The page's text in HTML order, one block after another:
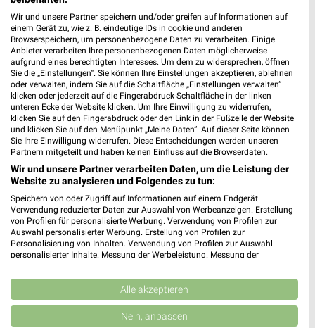
Jetzt alle "Hund & Katze" Themen entdecken!
MEHR PROSPEKTE
weekli - Prospekte & Angebote App
Alle Fressnapf Angebote immer griffbereit – mit der
kostenlosen weekli App für iOS & Android.
✔Folge deinem Lieblingshändler
Push-Benachrichtigungen bei neuen Prospekten
Einkaufsliste - Einkauf stressfrei planen
Wir und unsere Partner speichern und/oder greifen auf Informationen auf
einem Gerät zu, wie z. B. eindeutige IDs in cookie und anderen
Browserspeichern, um personenbezogene Daten zu verarbeiten. Einige
Anbieter verarbeiten Ihre personenbezogenen Daten möglicherweise
aufgrund eines berechtigten Interesses. Um dem zu widersprechen, öffnen
Sie die „Einstellungen“. Sie können Ihre Einstellungen akzeptieren, ablehnen
oder verwalten, indem Sie auf die Schaltfläche „Einstellungen verwalten“
klicken oder jederzeit auf die Fingerabdruck-Schaltfläche in der linken
unteren Ecke der Website klicken. Um Ihre Einwilligung zu widerrufen,
klicken Sie auf den Fingerabdruck oder den Link in der Fußzeile der Website
und klicken Sie auf den Menüpunkt „Meine Daten“. Auf dieser Seite können
Sie Ihre Einwilligung widerrufen. Diese Entscheidungen werden unseren
Partnern mitgeteilt und haben keinen Einfluss auf die Browserdaten.
Wir und unsere Partner verarbeiten Daten, um die Leistung der
Website zu analysieren und Folgendes zu tun:
Speichern von oder Zugriff auf Informationen auf einem Endgerät.
Verwendung reduzierter Daten zur Auswahl von Werbeanzeigen. Erstellung
von Profilen für personalisierte Werbung. Verwendung von Profilen zur
Auswahl personalisierter Werbung. Erstellung von Profilen zur
Personalisierung von Inhalten. Verwendung von Profilen zur Auswahl
personalisierter Inhalte. Messung der Werbeleistung. Messung der
Kombinationen von Daten aus verschiedenen Quellen. Entwicklung und
Verbesserung der Angebote. Verwendung reduzierter Daten zur Auswahl
von Inhalten.
Daten können außerhalb der Europäischen Union weitergegeben und in die
USA gesendet werden.
Alle akzeptieren
Nein, anpassen